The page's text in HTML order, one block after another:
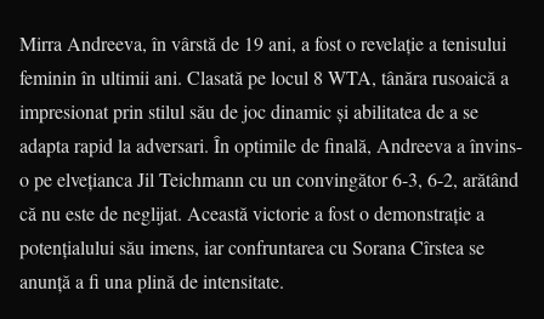
Mirra Andreeva, în vârstă de 19 ani, a fost o revelație a tenisului
feminin în ultimii ani. Clasată pe locul 8 WTA, tânăra rusoaică a
impresionat prin stilul său de joc dinamic și abilitatea de a se
adapta rapid la adversari. În optimile de finală, Andreeva a învins-
o pe elvețianca Jil Teichmann cu un convingător 6-3, 6-2, arătând
că nu este de neglijat. Această victorie a fost o demonstrație a
potențialului său imens, iar confruntarea cu Sorana Cîrstea se
anunță a fi una plină de intensitate.